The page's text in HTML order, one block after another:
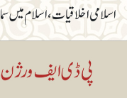
اسلامی اخلاقیات، اسلام میں